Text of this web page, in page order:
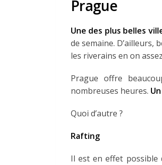
Prague
Une des plus belles
de semaine. D’ailleurs,
les riverains en on
Prague offre
nombreuses heures.
Quoi d’autre ?
Rafting
Il est en effet possible